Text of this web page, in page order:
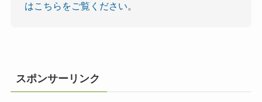
はこちらをご覧ください。
スポンサーリンク